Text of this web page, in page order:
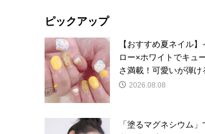
ピックアップ
【おすすめ夏ネイル】
ロー×ホワイトでキュ
さ満載！可愛いが弾け
2026.08.08
「塗るマグネシウム」